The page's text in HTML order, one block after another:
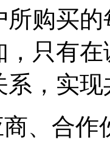
所购买
只有
系，实现
、合作